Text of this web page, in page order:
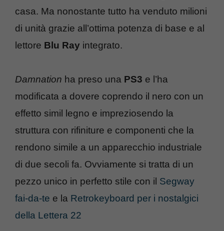
casa. Ma nonostante tutto ha venduto milioni
di unità grazie all’ottima potenza di base e al
lettore Blu Ray integrato.
Damnation ha preso una PS3 e l’ha
modificata a dovere coprendo il nero con un
effetto simil legno e impreziosendo la
struttura con rifiniture e componenti che la
rendono simile a un apparecchio industriale
di due secoli fa. Ovviamente si tratta di un
pezzo unico in perfetto stile con il Segway
fai-da-te e la Retrokeyboard per i nostalgici
della Lettera 22